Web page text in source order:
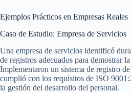
Ejemplos Prácticos en Empresas Reales
Caso de Estudio: Empresa de Servicios
Una empresa de servicios identificó
de registros adecuados para demostrar
Implementaron un sistema de registro
cumplió con los requisitos de ISO
la gestión del desarrollo del personal.